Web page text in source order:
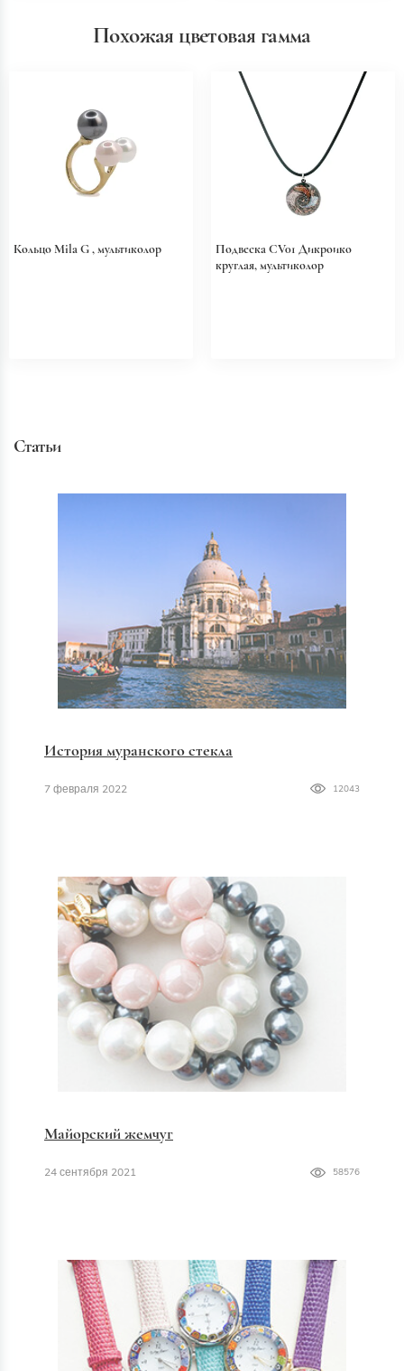
Похожая цветовая гамма
Кольцо Mila G , мультиколор
Подвеска CV01 Дикроико
круглая, мультиколор
Статьи
История муранского стекла
7 февраля 2022 12043
Майорский жемчуг
24 сентября 2021 58576